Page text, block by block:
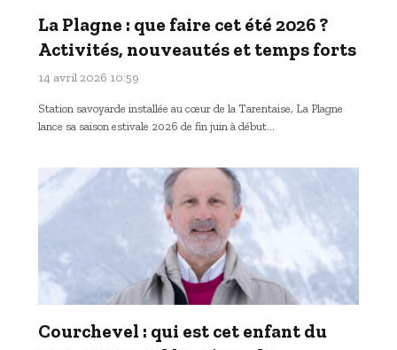
La Plagne : que faire cet été 2026 ?
Activités, nouveautés et temps forts
14 avril 2026 10:59
Station savoyarde installée au cœur de la Tarentaise, La Plagne
lance sa saison estivale 2026 de fin juin à début…
Courchevel : qui est cet enfant du